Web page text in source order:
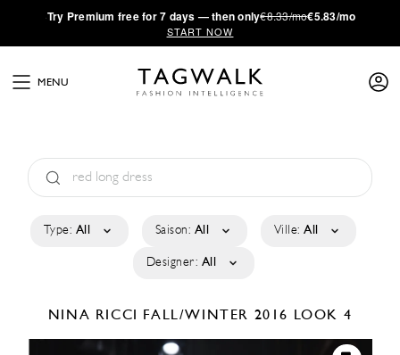
·Try Premium free for 7 days — then only€8.33/mo€5.83/mo
START NOW
MENU
Type: All Saison: All Ville: All
Designer: All
NINA RICCI FALL/WINTER 2016 LOOK 4